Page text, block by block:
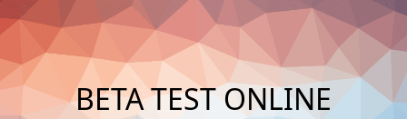
Skip
to
content
BETA TEST ONLINE